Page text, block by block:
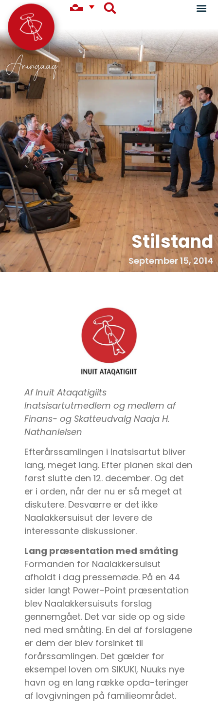
Aningaaq
Stilstand
September 15, 2014
Af Inuit Ataqatigiits
Inatsisartutmedlem og medlem af
Finans- og Skatteudvalg Naaja H.
Nathanielsen
Efterårssamlingen i Inatsisartut bliver
lang, meget lang. Efter planen skal den
først slutte den 12. december. Og det
er i orden, når der nu er så meget at
diskutere. Desværre er det ikke
Naalakkersuisut der levere de
interessante diskussioner.
Lang præsentation med småting
Formanden for Naalakkersuisut
afholdt i dag pressemøde. På en 44
sider langt Power-Point præsentation
blev Naalakkersuisuts forslag
gennemgået. Det var side op og side
ned med småting. En del af forslagene
er dem der blev forsinket til
forårssamlingen. Det gælder for
eksempel loven om SIKUKI, Nuuks nye
havn og en lang række opda-teringer
af lovgivningen på familieområdet.